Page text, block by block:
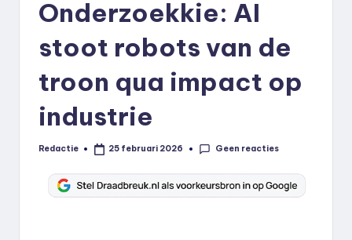
Onderzoekkie: AI
stoot robots van de
troon qua impact op
industrie
Geplaatst
Redactie 25 februari 2026 Geen reacties